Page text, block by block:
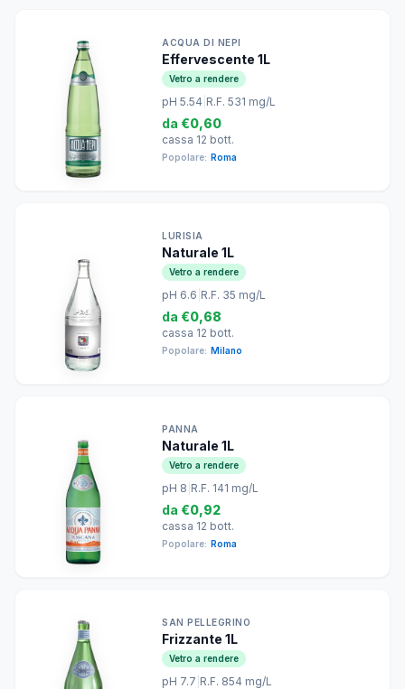
ACQUA DI NEPI
Effervescente 1L
Vetro a rendere
pH 5.54 R.F. 531 mg/L
da €0,60
cassa 12 bott.
Popolare: Roma
LURISIA
Naturale 1L
Vetro a rendere
pH 6.6 R.F. 35 mg/L
da €0,68
cassa 12 bott.
Popolare: Milano
PANNA
Naturale 1L
Vetro a rendere
pH 8 R.F. 141 mg/L
da €0,92
cassa 12 bott.
Popolare: Roma
SAN PELLEGRINO
Frizzante 1L
Vetro a rendere
pH 7.7 R.F. 854 mg/L